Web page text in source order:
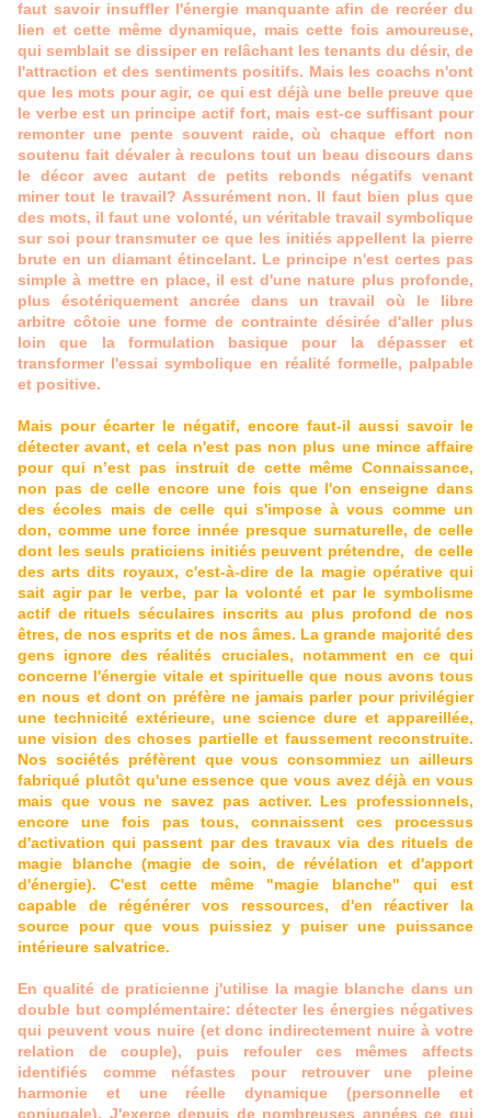
faut savoir insuffler l'énergie manquante afin de recréer du
lien et cette même dynamique, mais cette fois amoureuse,
qui semblait se dissiper en relâchant les tenants du désir, de
l'attraction et des sentiments positifs. Mais les coachs n'ont
que les mots pour agir, ce qui est déjà une belle preuve que
le verbe est un principe actif fort, mais est-ce suffisant pour
remonter une pente souvent raide, où chaque effort non
soutenu fait dévaler à reculons tout un beau discours dans
le décor avec autant de petits rebonds négatifs venant
miner tout le travail? Assurément non. Il faut bien plus que
des mots, il faut une volonté, un véritable travail symbolique
sur soi pour transmuter ce que les initiés appellent la pierre
brute en un diamant étincelant. Le principe n'est certes pas
simple à mettre en place, il est d'une nature plus profonde,
plus ésotériquement ancrée dans un travail où le libre
arbitre côtoie une forme de contrainte désirée d'aller plus
loin que la formulation basique pour la dépasser et
transformer l'essai symbolique en réalité formelle, palpable
et positive.
Mais pour écarter le négatif, encore faut-il aussi savoir le
détecter avant, et cela n'est pas non plus une mince affaire
pour qui n’est pas instruit de cette même Connaissance,
non pas de celle encore une fois que l'on enseigne dans
des écoles mais de celle qui s'impose à vous comme un
don, comme une force innée presque surnaturelle, de celle
dont les seuls praticiens initiés peuvent prétendre, de celle
des arts dits royaux, c'est-à-dire de la magie opérative qui
sait agir par le verbe, par la volonté et par le symbolisme
actif de rituels séculaires inscrits au plus profond de nos
êtres, de nos esprits et de nos âmes. La grande majorité des
gens ignore des réalités cruciales, notamment en ce qui
concerne l'énergie vitale et spirituelle que nous avons tous
en nous et dont on préfère ne jamais parler pour privilégier
une technicité extérieure, une science dure et appareillée,
une vision des choses partielle et faussement reconstruite.
Nos sociétés préfèrent que vous consommiez un ailleurs
fabriqué plutôt qu'une essence que vous avez déjà en vous
mais que vous ne savez pas activer. Les professionnels,
encore une fois pas tous, connaissent ces processus
d'activation qui passent par des travaux via des rituels de
magie blanche (magie de soin, de révélation et d'apport
d'énergie). C'est cette même "magie blanche" qui est
capable de régénérer vos ressources, d'en réactiver la
source pour que vous puissiez y puiser une puissance
intérieure salvatrice.
En qualité de praticienne j'utilise la magie blanche dans un
double but complémentaire: détecter les énergies négatives
qui peuvent vous nuire (et donc indirectement nuire à votre
relation de couple), puis refouler ces mêmes affects
identifiés comme néfastes pour retrouver une pleine
harmonie et une réelle dynamique (personnelle et
conjugale). J'exerce depuis de nombreuses années ce qui